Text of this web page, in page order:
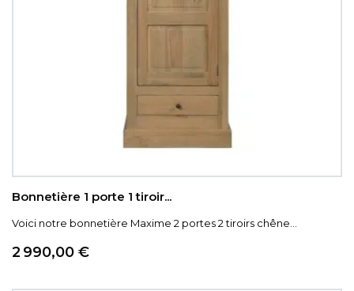
Bonnetière 1 porte 1 tiroir...
Voici notre bonnetière Maxime 2 portes 2 tiroirs chêne...
Prix
2 990,00 €